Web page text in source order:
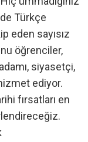
Türkçe
eden sayısız
öğrenciler,
siyasetçi,
ediyor.
fırsatları en